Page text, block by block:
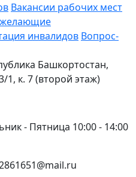
Вакансии рабочих мест
инвалидов Вопрос-
Башкортостан,
1, к. 7 (второй этаж)
- Пятница 10:00 - 14:00